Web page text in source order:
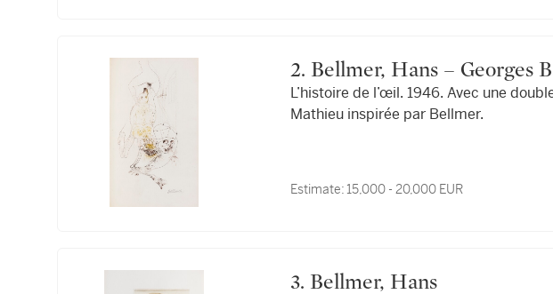
2. Bellmer, Hans – Georges
L’histoire de l’œil. 1946. Avec une double suite signée.
Mathieu inspirée par Bellmer.
Estimate: 15,000 - 20,000 EUR
3. Bellmer, Hans